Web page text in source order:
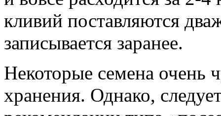
кливий поставляются
записывается заранее.
Некоторые семена очень
хранения. Однако,